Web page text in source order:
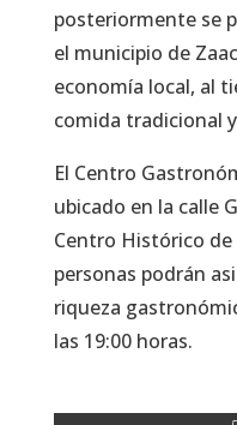
posteriormente se
el municipio de
economía local, al
comida tradicional
El Centro
ubicado en la calle
Centro Histórico de
personas podrán
riqueza
las 19:00 horas.